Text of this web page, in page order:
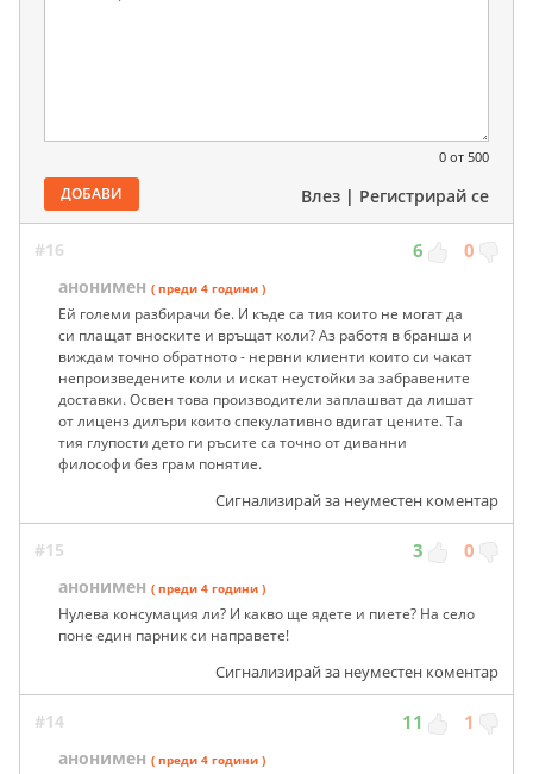
0 от 500
ДОБАВИ Влез | Регистрирай се
#16 6 0
анонимен ( преди 4 години )
Ей големи разбирачи бе. И къде са тия които не могат да
си плащат вноските и връщат коли? Аз работя в бранша и
виждам точно обратното - нервни клиенти които си чакат
непроизведените коли и искат неустойки за забравените
доставки. Освен това производители заплашват да лишат
от лиценз дилъри които спекулативно вдигат цените. Та
тия глупости дето ги ръсите са точно от диванни
философи без грам понятие.
Сигнализирай за неуместен коментар
#15 3 0
анонимен ( преди 4 години )
Нулева консумация ли? И какво ще ядете и пиете? На село
поне един парник си направете!
Сигнализирай за неуместен коментар
#14 11 1
анонимен ( преди 4 години )